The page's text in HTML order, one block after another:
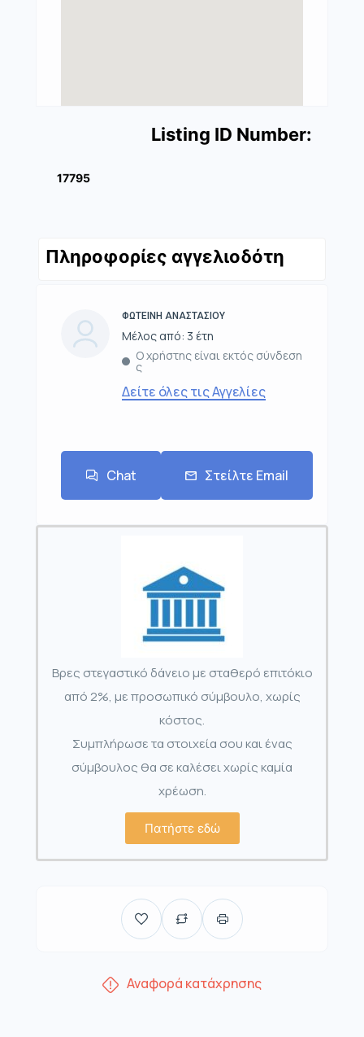
Listing ID Number:
17795
Πληροφορίες αγγελιοδότη
ΦΩΤΕΙΝΗ ΑΝΑΣΤΑΣΙΟΥ
Μέλος από: 3 έτη
Ο χρήστης είναι εκτός σύνδεση
ς
Δείτε όλες τις Αγγελίες
Chat Στείλτε Email
Βρες στεγαστικό δάνειο με σταθερό επιτόκιο
από 2%, με προσωπικό σύμβουλο, χωρίς
κόστος.
Συμπλήρωσε τα στοιχεία σου και ένας
σύμβουλος θα σε καλέσει χωρίς καμία
χρέωση.
Πατήστε εδώ
Αναφορά κατάχρησης